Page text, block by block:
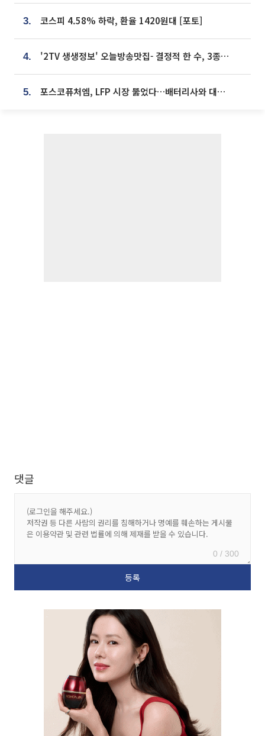
3. 코스피 4.58% 하락, 환율 1420원대 [포토]
4. '2TV 생생정보' 오늘방송맛집- 결정적 한 수, 3종 메밀면! 메밀 소바 맛집 '의○○○○'
5. 포스코퓨처엠, LFP 시장 뚫었다…배터리사와 대규모 장기 공급 합의
댓글
0 / 300